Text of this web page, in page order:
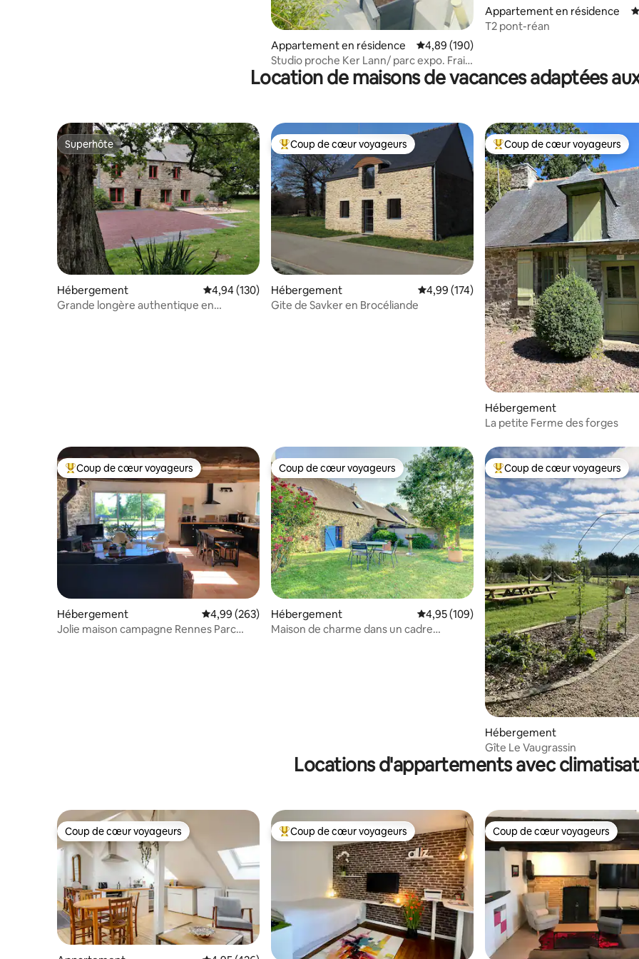
Appartement en résidence Évaluation moyenne sur la base de 190
4,89 (190)
Studio proche Ker Lann/ parc expo. Frais
l’été.
Appartement en résidence
T2 pont-réan
Location de maisons de vacances adaptées
Superhôte
Superhôte
Hébergement Évaluation moyenne sur la base de 130 commentaires : 4,94 sur 5
4,94 (130)
Grande longère authentique en
Coups de cœur voyageurs les plus appréciés
Coup de cœur voyageurs
Hébergement Évaluation moyenne sur la base de 174
4,99 (174)
Gite de Savker en Brocéliande
Coups de cœur voyageurs les
Coup de cœur voyageurs
Hébergement
La petite Ferme des forges
Coups de cœur voyageurs les plus appréciés
Coup de cœur voyageurs
Hébergement Évaluation moyenne sur la base de 263 commentaires : 4,99 sur 5
4,99 (263)
Jolie maison campagne Rennes Parc
Coup de cœur voyageurs
Coup de cœur voyageurs
Hébergement Évaluation moyenne sur la base de 109
4,95 (109)
Maison de charme dans un cadre
Coups de cœur voyageurs les
Coup de cœur voyageurs
Hébergement
Gîte Le Vaugrassin
Locations d'appartements avec
Coup de cœur voyageurs
Coup de cœur voyageurs Coups de cœur voyageurs les plus appréciés
Coup de cœur voyageurs Coup de cœur voyageurs
Coup de cœur voyageurs